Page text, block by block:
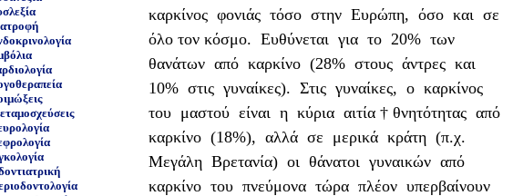
καρκίνος φονιάς τόσο στην Ευρώπη, όσο και σε
όλο τον κόσμο. Ευθύνεται για το 20% των
θανάτων από καρκίνο (28% στους άντρες και
10% στις γυναίκες). Στις γυναίκες, ο καρκίνος
του μαστού είναι η κύρια αιτία † θνητότητας από
καρκίνο (18%), αλλά σε μερικά κράτη (π.χ.
Μεγάλη Βρετανία) οι θάνατοι γυναικών από
καρκίνο του πνεύμονα τώρα πλέον υπερβαίνουν